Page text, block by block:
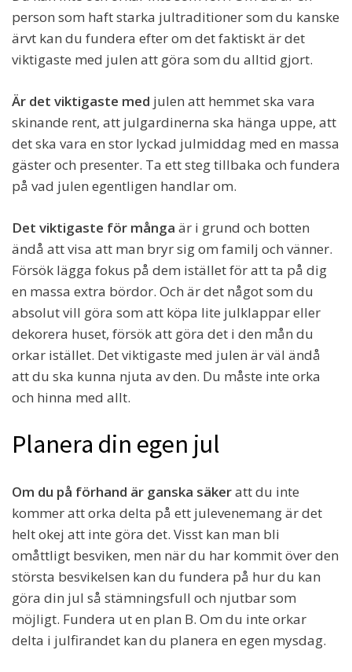
person som haft starka jultraditioner som du kanske
ärvt kan du fundera efter om det faktiskt är det
viktigaste med julen att göra som du alltid gjort.
Är det viktigaste med julen att hemmet ska vara
skinande rent, att julgardinerna ska hänga uppe, att
det ska vara en stor lyckad julmiddag med en massa
gäster och presenter. Ta ett steg tillbaka och fundera
på vad julen egentligen handlar om.
Det viktigaste för många är i grund och botten
ändå att visa att man bryr sig om familj och vänner.
Försök lägga fokus på dem istället för att ta på dig
en massa extra bördor. Och är det något som du
absolut vill göra som att köpa lite julklappar eller
dekorera huset, försök att göra det i den mån du
orkar istället. Det viktigaste med julen är väl ändå
att du ska kunna njuta av den. Du måste inte orka
och hinna med allt.
Planera din egen jul
Om du på förhand är ganska säkeratt du inte
kommer att orka delta på ett julevenemang är det
helt okej att inte göra det. Visst kan man bli
omåttligt besviken, men när du har kommit över den
största besvikelsen kan du fundera på hur du kan
göra din jul så stämningsfull och njutbar som
möjligt. Fundera ut en plan B. Om du inte orkar
delta i julfirandet kan du planera en egen mysdag.